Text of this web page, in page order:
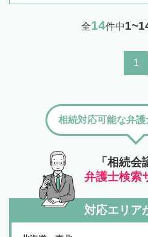
全14件中
1
「相続会
弁護士検索
相続対応可能な弁
対応エリア